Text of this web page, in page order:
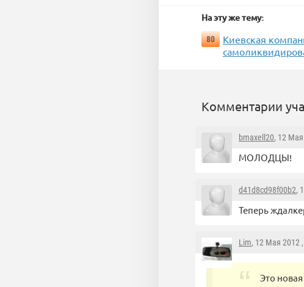
На эту же тему:
80
Киевская
Комментарии
bmaxell20, 12
МОЛОДЦЫ!
d41d8cd98f00b2,
Теперь
Lim, 12 Мая 2012 ,
Это